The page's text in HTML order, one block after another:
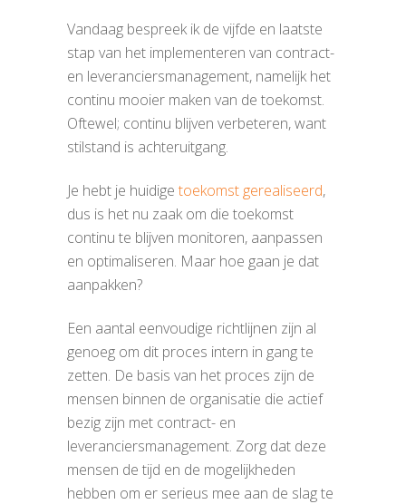
Vandaag bespreek ik de vijfde en laatste
stap van het implementeren van contract-
en leveranciersmanagement, namelijk het
continu mooier maken van de toekomst.
Oftewel; continu blijven verbeteren, want
stilstand is achteruitgang.
Je hebt je huidige toekomst gerealiseerd,
dus is het nu zaak om die toekomst
continu te blijven monitoren, aanpassen
en optimaliseren. Maar hoe gaan je dat
aanpakken?
Een aantal eenvoudige richtlijnen zijn al
genoeg om dit proces intern in gang te
zetten. De basis van het proces zijn de
mensen binnen de organisatie die actief
bezig zijn met contract- en
leveranciersmanagement. Zorg dat deze
mensen de tijd en de mogelijkheden
hebben om er serieus mee aan de slag te